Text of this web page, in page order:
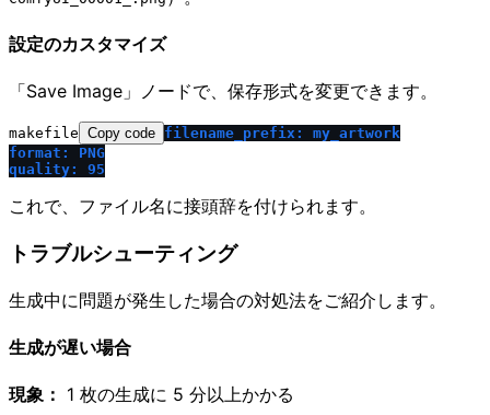
設定のカスタマイズ
「Save Image」ノードで、保存形式を変更できます。
makefile Copy code filename_prefix: my_artwork
format: PNG
quality: 95
これで、ファイル名に接頭辞を付けられます。
トラブルシューティング
生成中に問題が発生した場合の対処法をご紹介します。
生成が遅い場合
現象： 1 枚の生成に 5 分以上かかる